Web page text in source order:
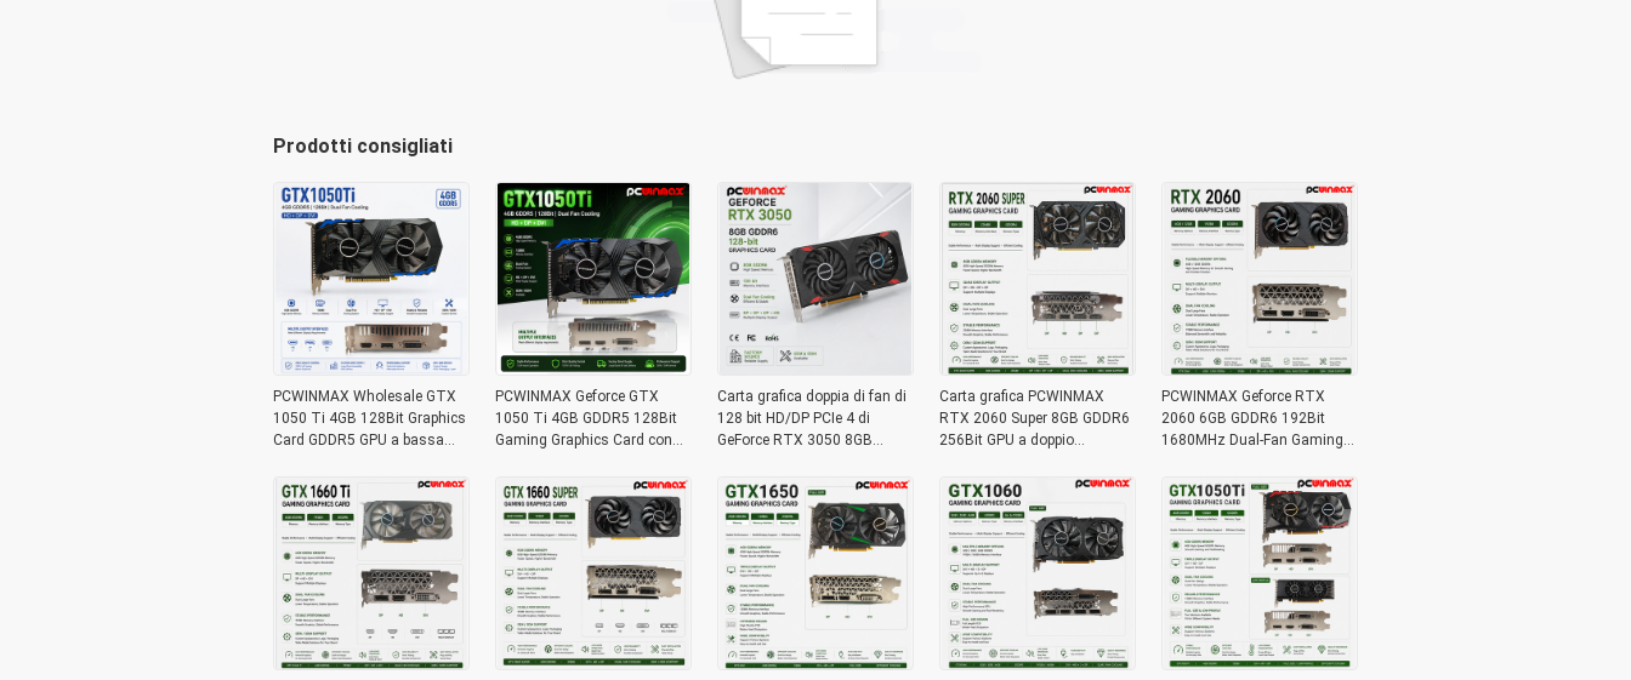
Prodotti consigliati
PCWINMAX Wholesale GTX
1050 Ti 4GB 128Bit Graphics
Card GDDR5 GPU a bassa
Output per desktop
PCWINMAX Geforce GTX
1050 Ti 4GB GDDR5 128Bit
Gaming Graphics Card con
per computer desktop
Carta grafica doppia di fan di
128 bit HD/DP PCIe 4 di
GeForce RTX 3050 8GB
PCWINMAX per gioco del PC
Carta grafica PCWINMAX
RTX 2060 Super 8GB GDDR6
256Bit GPU a doppio
Tracing per PC da gioco OEM
all'ingrosso
PCWINMAX Geforce RTX
2060 6GB GDDR6 192Bit
1680MHz Dual-Fan Gaming
HD/DP/DVI In magazzino per
il desktop